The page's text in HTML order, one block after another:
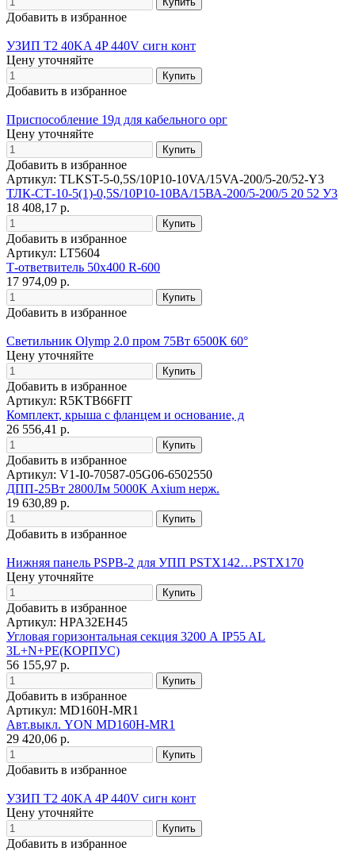
Добавить в избранное
УЗИП T2 40KA 4P 440V сигн конт
Цену уточняйте
Добавить в избранное
Приспособление 19д для кабельного орг
Цену уточняйте
Добавить в избранное
Артикул: TLKST-5-0,5S/10P10-10VA/15VA-200/5-20/52-Y3
ТЛК-СТ-10-5(1)-0,5S/10P10-10ВА/15ВА-200/5-200/5 20 52 У3
18 408,17 р.
Добавить в избранное
Артикул: LT5604
Т-ответвитель 50х400 R-600
17 974,09 р.
Добавить в избранное
Светильник Olymp 2.0 пром 75Вт 6500К 60°
Цену уточняйте
Добавить в избранное
Артикул: R5KTB66FIT
Комплект, крыша с фланцем и основание, д
26 556,41 р.
Добавить в избранное
Артикул: V1-I0-70587-05G06-6502550
ДПП-25Вт 2800Лм 5000К Axium нерж.
19 630,89 р.
Добавить в избранное
Нижняя панель PSPB-2 для УПП PSTX142…PSTX170
Цену уточняйте
Добавить в избранное
Артикул: HPA32EH45
Угловая горизонтальная секция 3200 А IP55 AL
3L+N+PE(КОРПУС)
56 155,97 р.
Добавить в избранное
Артикул: MD160H-MR1
Авт.выкл. YON MD160H-MR1
29 420,06 р.
Добавить в избранное
УЗИП T2 40KA 4P 440V сигн конт
Цену уточняйте
Добавить в избранное